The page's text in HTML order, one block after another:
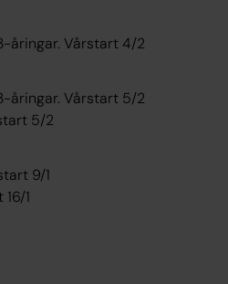
åringar. Vårstart 4/2
åringar. Vårstart 5/2
5/2
9/1
1